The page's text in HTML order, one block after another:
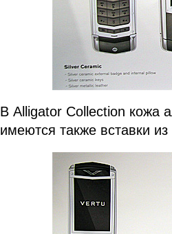
В Alligator Collection кожа
имеются также вставки